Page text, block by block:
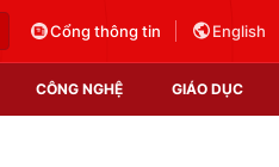
Cổng thông tin English
CÔNG NGHỆ GIÁO DỤC